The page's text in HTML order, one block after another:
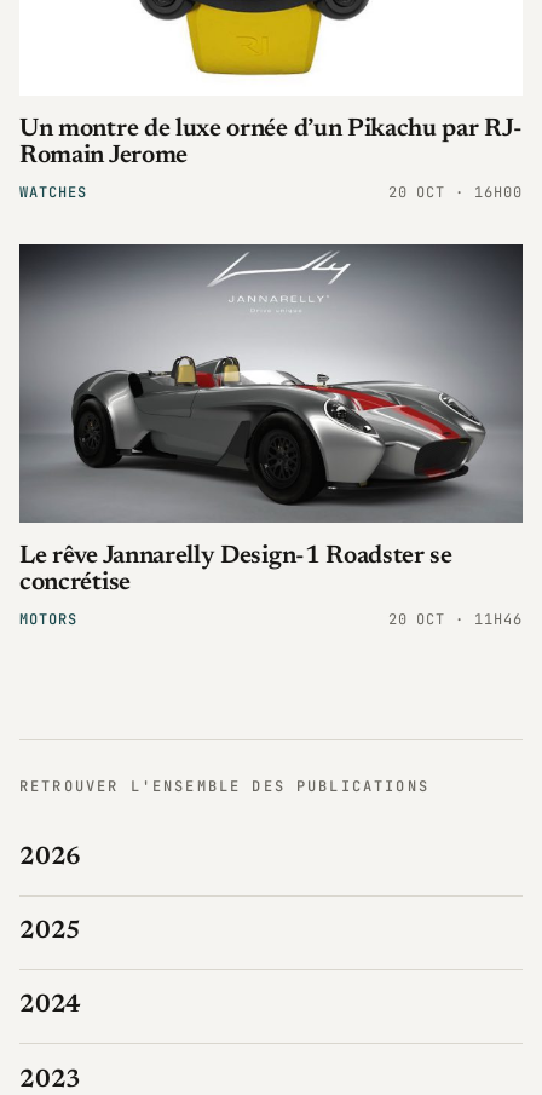
WATCHES
Un montre de luxe ornée d’un Pikachu par RJ-
Romain Jerome
20 OCT · 16H00
MOTORS
Le rêve Jannarelly Design-1 Roadster se
concrétise
20 OCT · 11H46
RETROUVER L'ENSEMBLE DES PUBLICATIONS
2026
2025
2024
2023